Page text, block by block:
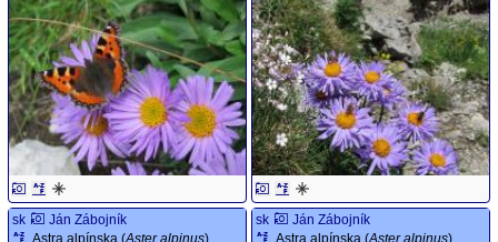
sk
Ján Zábojník
Astra alpínska (Aster alpinus)
sk
Ján Zábojník
Astra alpínska (Aster alpinus)